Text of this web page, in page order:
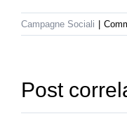
Campagne Sociali |
Post